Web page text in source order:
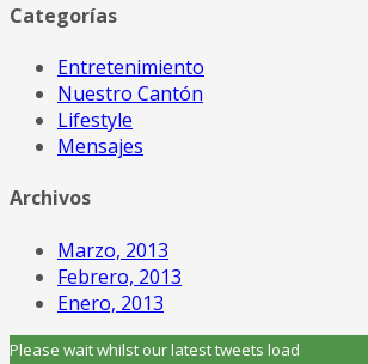
Categorías
Entretenimiento
Nuestro Cantón
Lifestyle
Mensajes
Archivos
Marzo, 2013
Febrero, 2013
Enero, 2013
Please wait whilst our latest tweets load